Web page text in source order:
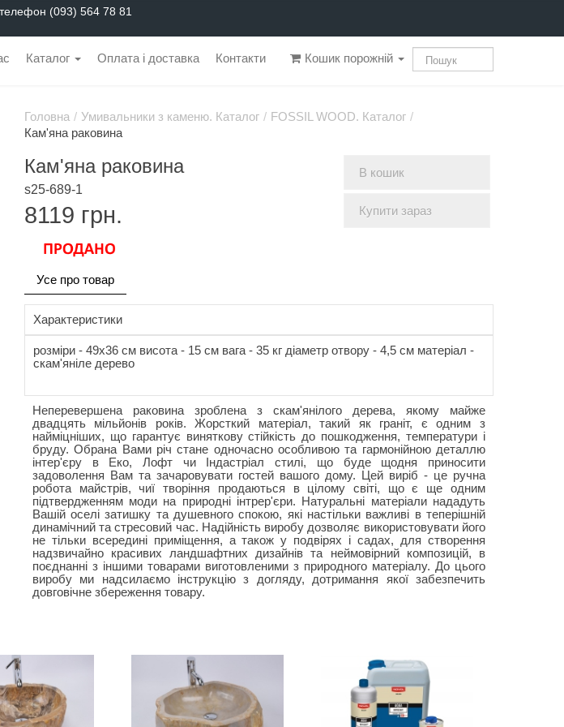
(093) 564 78 81
Кошик порожній
Каталог Оплата і доставка Контакти
Головна / Умивальники з каменю. Каталог / FOSSIL WOOD. Каталог /
Кам'яна раковина
Кам'яна раковина
s25-689-1
8119 грн.
В кошик
Купити зараз
Усе про товар
Характеристики
розміри - 49x36 см висота - 15 см вага - 35 кг діаметр отвору - 4,5 см матеріал -
скам'яніле дерево
Неперевершена раковина зроблена з скам'янілого дерева, якому майже
двадцять мільйонів років. Жорсткий матеріал, такий як граніт, є одним з
найміцніших, що гарантує виняткову стійкість до пошкодження, температури і
бруду. Обрана Вами річ стане одночасно особливою та гармонійною деталлю
інтер'єру в Еко, Лофт чи Індастріал стилі, що буде щодня приносити
задоволення Вам та зачаровувати гостей вашого дому. Цей виріб - це ручна
робота майстрів, чиї творіння продаються в цілому світі, що є ще одним
підтвердженням моди на природні інтрер'єри. Натуральні матеріали нададуть
Вашій оселі затишку та душевного спокою, які настільки важливі в теперішній
динамічний та стресовий час. Надійність виробу дозволяє використовувати його
не тільки всередині приміщення, а також у подвірях і садах, для створення
надзвичайно красивих ландшафтних дизайнів та неймовірний композицій, в
поєднанні з іншими товарами виготовленими з природного матеріалу. До цього
виробу ми надсилаємо інструкцію з догляду, дотримання якої забезпечить
довговічне збереження товару.